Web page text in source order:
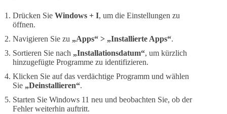
Drücken Sie Windows + I, um die Einstellungen zu
öffnen.
Navigieren Sie zu „Apps“ > „Installierte Apps“.
Sortieren Sie nach „Installationsdatum“, um kürzlich
hinzugefügte Programme zu identifizieren.
Klicken Sie auf das verdächtige Programm und wählen
Sie „Deinstallieren“.
Starten Sie Windows 11 neu und beobachten Sie, ob der
Fehler weiterhin auftritt.